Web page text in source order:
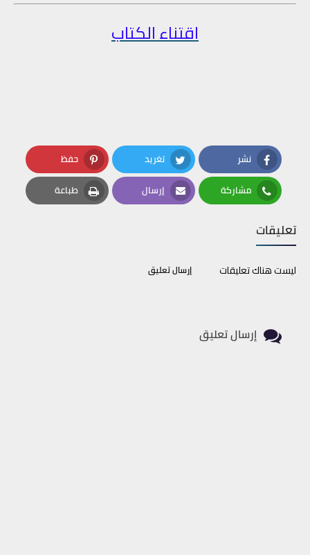
اقتناء الكتاب
نشر
Facebook
تغريد
Twitter
حفظ
Pinterest
مشاركة
Whatsapp
إرسال
Email
طباعة
Print
تعليقات
ليست هناك تعليقات إرسال تعليق
إرسال تعليق